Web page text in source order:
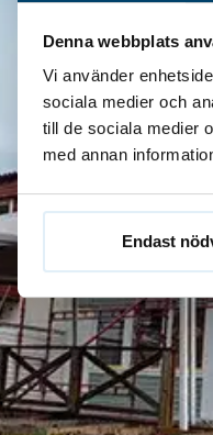
Denna webbplats
Vi använder
sociala medier och
till de sociala medier
med annan
Endast